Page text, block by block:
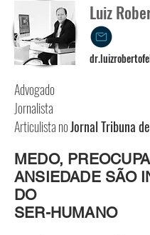
Luiz
Advogado
Jornalista
Articulista noJornal Tribuna
MEDO,
ANSIEDADE SÃO
DO
SER-HUMANO